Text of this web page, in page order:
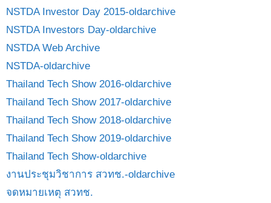
NSTDA Investor Day 2015-oldarchive
NSTDA Investors Day-oldarchive
NSTDA Web Archive
NSTDA-oldarchive
Thailand Tech Show 2016-oldarchive
Thailand Tech Show 2017-oldarchive
Thailand Tech Show 2018-oldarchive
Thailand Tech Show 2019-oldarchive
Thailand Tech Show-oldarchive
งานประชุมวิชาการ สวทช.-oldarchive
จดหมายเหตุ สวทช.